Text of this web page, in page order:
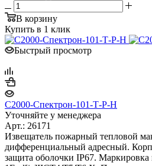
В корзину
Купить в 1 клик
Быстрый просмотр
С2000-Спектрон-101-Т-Р-Н
Уточняйте у менеджера
Арт.: 26171
Извещатель пожарный тепловой
дифференциальный адресный.
защита оболочки IP67.